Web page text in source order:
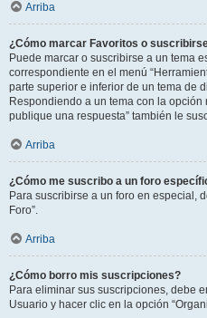
Arriba
¿Cómo marcar Favoritos o
Puede marcar o suscribirse a un tema
correspondiente en el menú
parte superior e inferior de un tema de
Respondiendo a un tema con la opción
publique una respuesta” también le
Arriba
¿Cómo me suscribo a un foro
Para suscribirse a un foro en especial,
Foro”.
Arriba
¿Cómo borro mis suscripciones?
Para eliminar sus suscripciones, debe
Usuario y hacer clic en la opción